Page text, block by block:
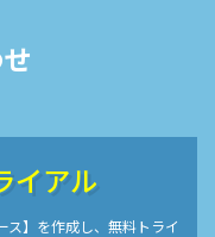
イアル
】を作成し、無料トライ